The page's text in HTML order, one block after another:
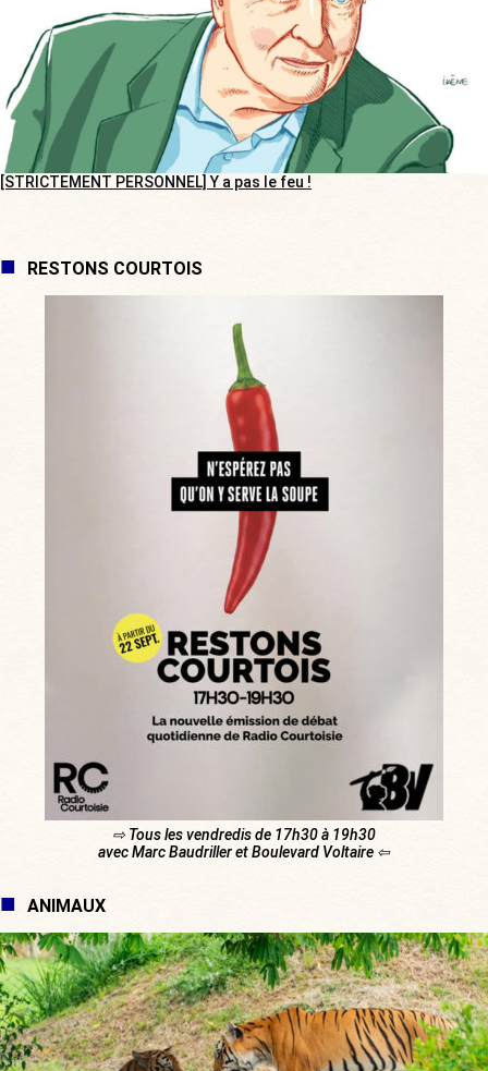
[STRICTEMENT PERSONNEL] Y a pas le feu !
RESTONS COURTOIS
⇨ Tous les vendredis de 17h30 à 19h30
avec Marc Baudriller et Boulevard Voltaire ⇦
ANIMAUX